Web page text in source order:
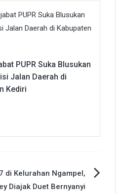
PUPR Suka Blusukan
Jalan Daerah di
Kediri
di Kelurahan Ngampel,
Diajak Duet Bernyanyi